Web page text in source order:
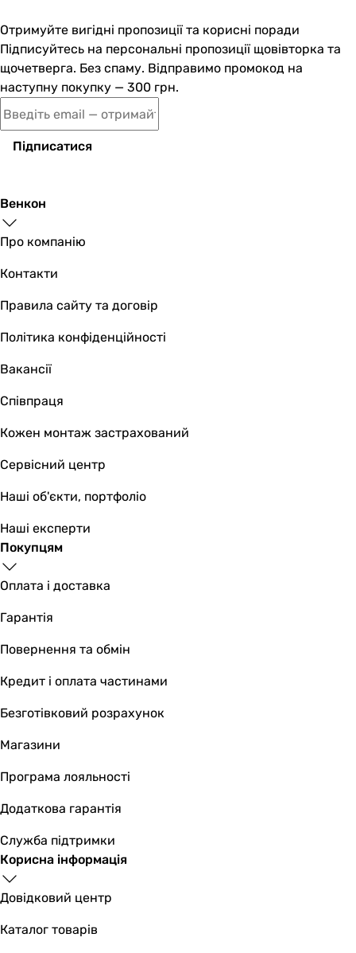
пластик
Довжина мережевого шнура
0.7 м
-
Виробництво
Китай
Китай
мультипіч, решітка для гриля
Колекції
Tefal EY
Фізичні характеристики
Висота
36,1 см
27 см
27 см
32,4 см
Вага
5.6 кг
Колір
чорний, нержавіюча сталь
чорний
Габарити в упаковці
6.7 кг
7 кг
-
Висота в упаковці
-
Глибина в упаковці
370 мм
Гарантія
Гарантія
24 міс.
24 міс.
Отримуйте вигідні пропозиції та корисні поради
Підписуйтесь на персональні пропозиції щовівторка та
щочетверга. Без спаму. Відправимо промокод на
наступну покупку — 300 грн.
Підписатися
Венкон
Про компанію
Контакти
Правила сайту та договір
Політика конфіденційності
Вакансії
Співпраця
Кожен монтаж застрахований
Сервісний центр
Наші об'єкти, портфоліо
Наші експерти
Покупцям
Оплата і доставка
Гарантія
Повернення та обмін
Кредит і оплата частинами
Безготівковий розрахунок
Магазини
Програма лояльності
Додаткова гарантія
Служба підтримки
Корисна інформація
Довідковий центр
Каталог товарів